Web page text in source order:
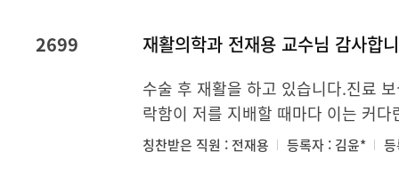
2699 재활의학과 전재용 교수님 감사합
수술 후 재활을 하고 있습니다.진료
락함이 저를 지배할 때마다 이는 커
칭찬받은 직원 : 전재용 등록자 : 김윤*